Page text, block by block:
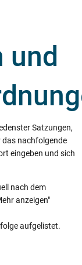
und
Satzungen,
nachfolgende
eingeben und sich
nach dem
anzeigen"
aufgelistet.